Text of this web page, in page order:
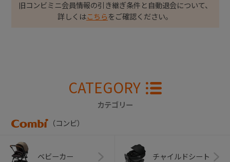
旧コンビミニ会員情報の引き継ぎ条件と自動退会について、
詳しくはこちら をご確認ください。
CATEGORY
カテゴリー
（コンビ）
ベビーカー チャイルドシート